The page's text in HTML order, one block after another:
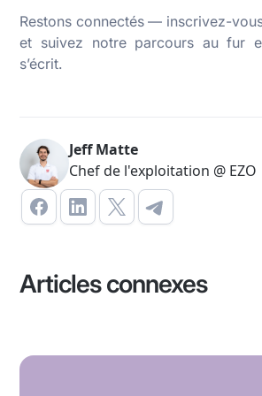
Restons connectés — inscrivez-
et suivez notre parcours au fur
s’écrit.
Jeff Matte
Chef de l'exploitation @ EZO
Articles connexes